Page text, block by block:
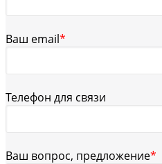
Ваш email*
Телефон для связи
Ваш вопрос, предложение*